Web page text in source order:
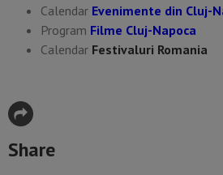
Calendar Evenimente din Cluj-
Program Filme Cluj-Napoca
Calendar Festivaluri Romania
Share